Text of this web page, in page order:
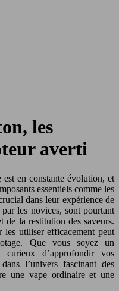
les
averti
essentiels comme les
dans leur expérience de
les novices, sont pourtant
la restitution des saveurs.
les utiliser efficacement peut
Que vous soyez un
d’approfondir vos
l’univers fascinant des
une vape ordinaire et une